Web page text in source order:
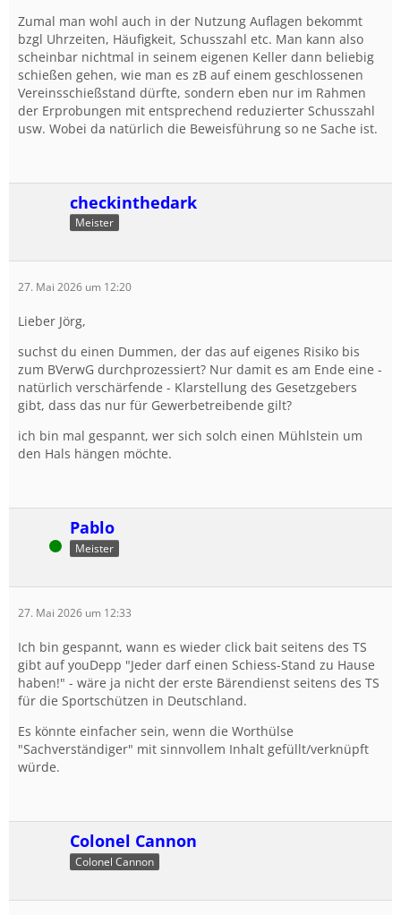
Zumal man wohl auch in der Nutzung Auflagen bekommt
bzgl Uhrzeiten, Häufigkeit, Schusszahl etc. Man kann also
scheinbar nichtmal in seinem eigenen Keller dann beliebig
schießen gehen, wie man es zB auf einem geschlossenen
Vereinsschießstand dürfte, sondern eben nur im Rahmen
der Erprobungen mit entsprechend reduzierter Schusszahl
usw. Wobei da natürlich die Beweisführung so ne Sache ist.
checkinthedark
Meister
27. Mai 2026 um 12:20
Lieber Jörg,
suchst du einen Dummen, der das auf eigenes Risiko bis
zum BVerwG durchprozessiert? Nur damit es am Ende eine -
natürlich verschärfende - Klarstellung des Gesetzgebers
gibt, dass das nur für Gewerbetreibende gilt?
ich bin mal gespannt, wer sich solch einen Mühlstein um
den Hals hängen möchte.
Online
Pablo
Meister
27. Mai 2026 um 12:33
Ich bin gespannt, wann es wieder click bait seitens des TS
gibt auf youDepp "Jeder darf einen Schiess-Stand zu Hause
haben!" - wäre ja nicht der erste Bärendienst seitens des TS
für die Sportschützen in Deutschland.
Es könnte einfacher sein, wenn die Worthülse
"Sachverständiger" mit sinnvollem Inhalt gefüllt/verknüpft
würde.
Colonel Cannon
Colonel Cannon